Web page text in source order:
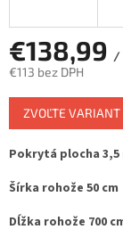
€138,99 /
€113 bez DPH
Jednotková
cena:
ZVOĽTE VARIANT
Pokrytá plocha 3,5
Šírka rohože 50 cm
Dĺžka rohože 700